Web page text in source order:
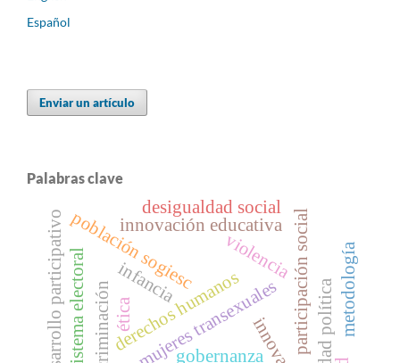
Español
Enviar un artículo
Palabras clave
derechos humanos
discriminación mujeres transexuales
población sogiesc
sistema electoral
desarrollo participativo gobernanza
participación social
innovación educativa
violencia
desigualdad social
infancia
ética metodología